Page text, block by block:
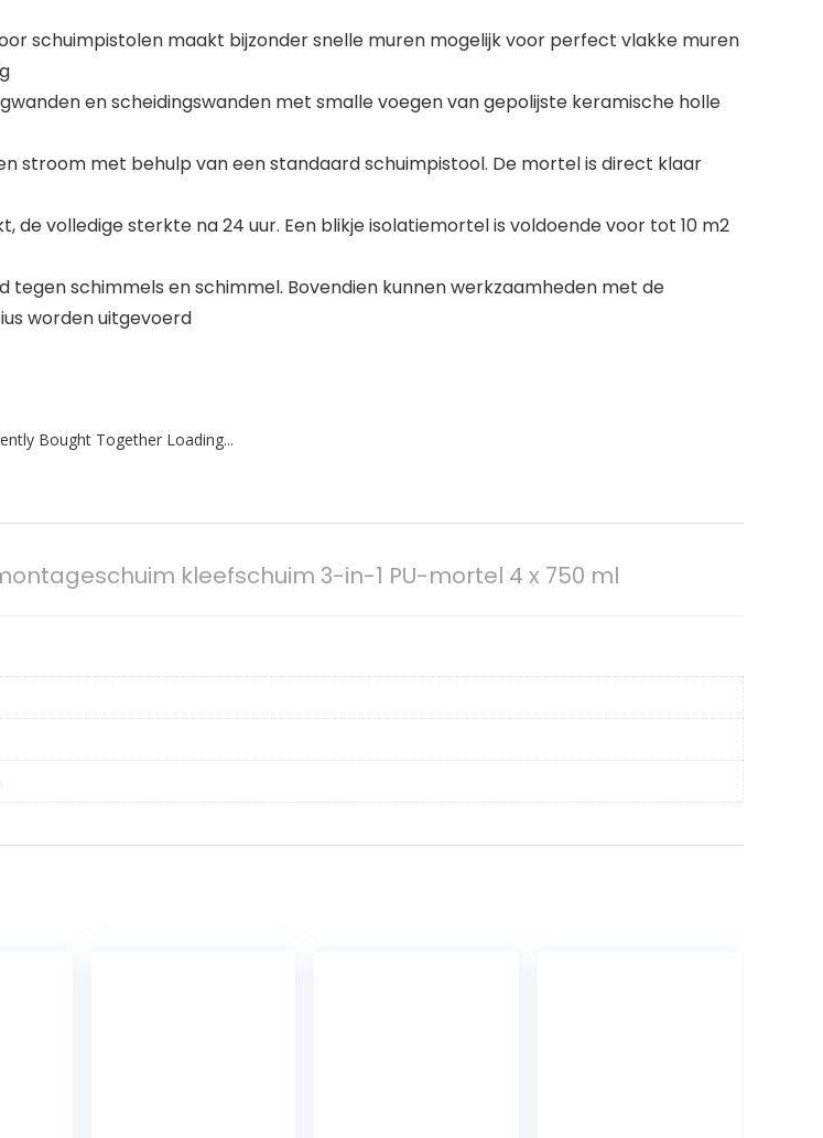
schuimpistolen maakt bijzonder snelle muren mogelijk voor perfect vlakke muren
en scheidingswanden met smalle voegen van gepolijste keramische holle
stroom met behulp van een standaard schuimpistool. De mortel is direct klaar
de volledige sterkte na 24 uur. Een blikje isolatiemortel is voldoende voor tot 10 m2
schimmels en schimmel. Bovendien kunnen werkzaamheden met de
worden uitgevoerd
Bought Together Loading...
kleefschuim 3-in-1 PU-mortel 4 x 750 ml